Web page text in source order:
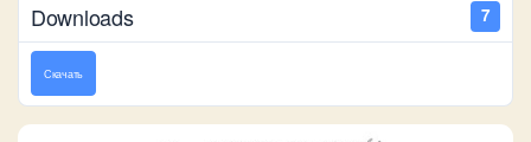
Downloads 7
Скачать